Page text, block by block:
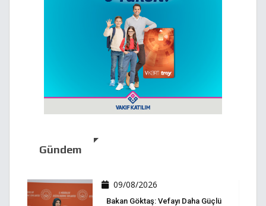
Gündem
09/08/2026
Bakan Göktaş: Vefayı Daha Güçlü